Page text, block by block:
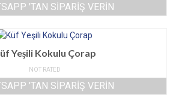
'TAN SIPARIŞ VERIN
Yeşili Kokulu Çorap
NOT RATED
'TAN SIPARIŞ VERIN